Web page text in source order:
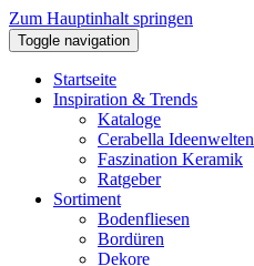
Zum Hauptinhalt springen
Toggle navigation
Startseite
Inspiration & Trends
Kataloge
Cerabella Ideenwelten
Faszination Keramik
Ratgeber
Sortiment
Bodenfliesen
Bordüren
Dekore